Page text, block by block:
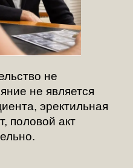
не
не является
эректильная
половой акт